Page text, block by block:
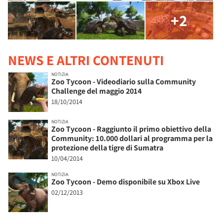
+2
NEWS E ALTRI CONTENUTI
NOTIZIA
Zoo Tycoon - Videodiario sulla Community
Challenge del maggio 2014
18/10/2014
NOTIZIA
Zoo Tycoon - Raggiunto il primo obiettivo della
Community: 10.000 dollari al programma per la
protezione della tigre di Sumatra
10/04/2014
NOTIZIA
Zoo Tycoon - Demo disponibile su Xbox Live
02/12/2013